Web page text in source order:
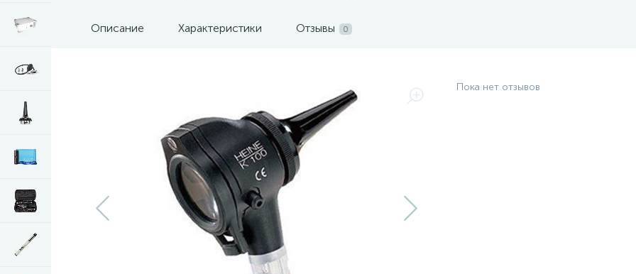
Описание Характеристики Отзывы 0
Пока нет отзывов